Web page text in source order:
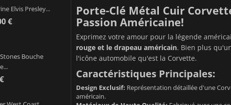
Elvis Presley...
€
Bouche
Porte-Clé Métal Cuir
Passion Américaine!
Exprimez votre amour pour la légende
rouge et le drapeau américain. Bien plus
l'icône automobile qu'est la Corvette.
Caractéristiques Principales:
Design Exclusif: Représentation détaillée d'une
américain.